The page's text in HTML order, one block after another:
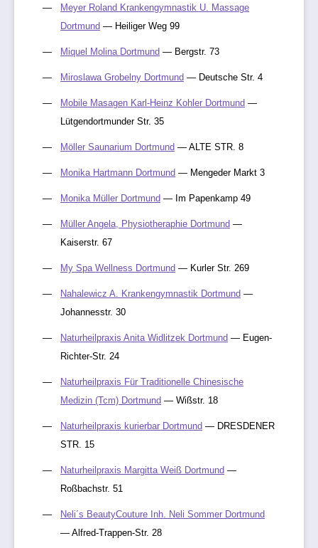
Meyer Roland Krankengymnastik U. Massage
Dortmund — Heiliger Weg 99
Miquel Molina Dortmund — Bergstr. 73
Miroslawa Grobelny Dortmund — Deutsche Str. 4
Mobile Masagen Karl-Heinz Kohler Dortmund —
Lütgendortmunder Str. 35
Möller Saunarium Dortmund — ALTE STR. 8
Monika Hartmann Dortmund — Mengeder Markt 3
Monika Müller Dortmund — Im Papenkamp 49
Müller Angela, Physiotheraphie Dortmund —
Kaiserstr. 67
My Spa Wellness Dortmund — Kurler Str. 269
Nahalewicz A. Krankengymnastik Dortmund —
Johannesstr. 30
Naturheilpraxis Anita Widlitzek Dortmund — Eugen-
Richter-Str. 24
Naturheilpraxis Für Traditionelle Chinesische
Medizin (Tcm) Dortmund — Wißstr. 18
Naturheilpraxis kurierbar Dortmund — DRESDENER
STR. 15
Naturheilpraxis Margitta Weiß Dortmund —
Roßbachstr. 51
Neli´s BeautyCouture Inh. Neli Sommer Dortmund
— Alfred-Trappen-Str. 28